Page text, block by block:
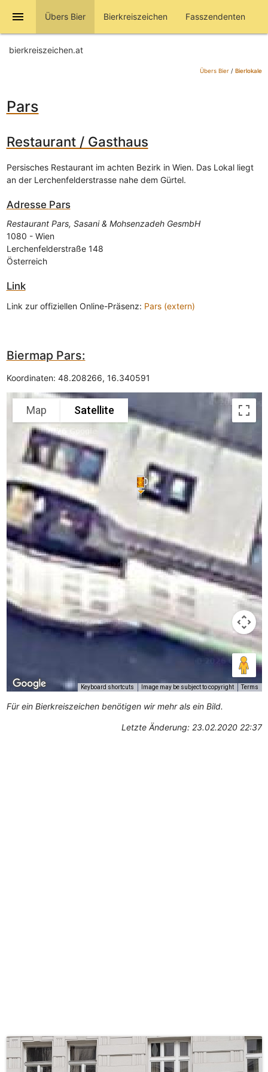
menu Übers Bier Bierkreiszeichen Fasszendenten
bierkreiszeichen.at
Übers Bier/ Bierlokale
Pars
Restaurant / Gasthaus
Persisches Restaurant im achten Bezirk in Wien. Das Lokal liegt
an der Lerchenfelderstrasse nahe dem Gürtel.
Adresse Pars
Restaurant Pars, Sasani & Mohsenzadeh GesmbH
1080 - Wien
Lerchenfelderstraße 148
Österreich
Link
Link zur offiziellen Online-Präsenz: Pars (extern)
Biermap Pars:
Koordinaten: 48.208266, 16.340591
Map Satellite
Keyboard shortcuts Image may be subject to copyright Terms
Für ein Bierkreiszeichen benötigen wir mehr als ein Bild.
Letzte Änderung: 23.02.2020 22:37